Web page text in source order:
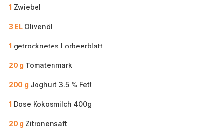
1 Zwiebel
3 EL Olivenöl
1 getrocknetes Lorbeerblatt
20 g Tomatenmark
200 g Joghurt 3.5 % Fett
1 Dose Kokosmilch 400g
20 g Zitronensaft